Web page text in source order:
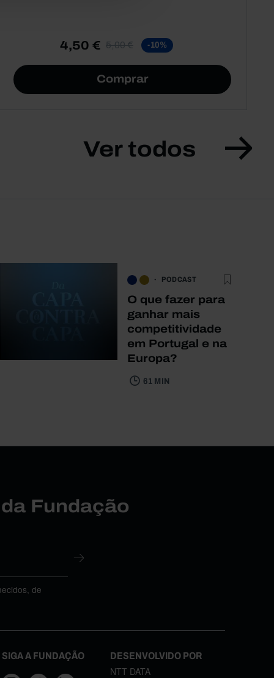
4,50 € 5,00 € -10%
Comprar
Ver todos
PODCAST
O que fazer para
ganhar mais
competitividade
em Portugal e na
Europa?
61 MIN
Fundação
de
SIGA A FUNDAÇÃO DESENVOLVIDO POR
NTT DATA